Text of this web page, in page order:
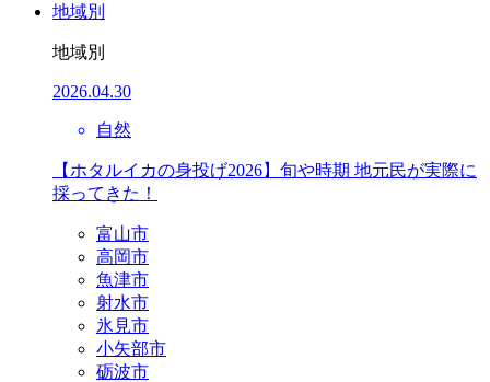
地域別
地域別
2026.04.30
自然
【ホタルイカの身投げ2026】旬や時期 地元民が実際に
採ってきた！
富山市
高岡市
魚津市
射水市
氷見市
小矢部市
砺波市